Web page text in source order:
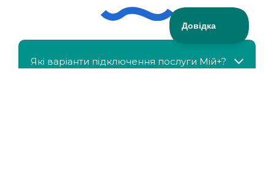
Які варіанти підключення послуги Мій+?